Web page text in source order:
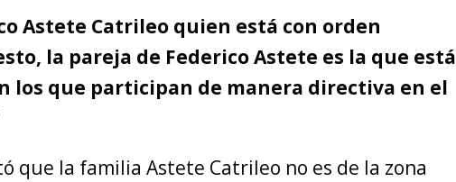
Astete Catrileo quien está con orden
la pareja de Federico Astete es la que está
los que participan de manera directiva en el
que la familia Astete Catrileo no es de la zona